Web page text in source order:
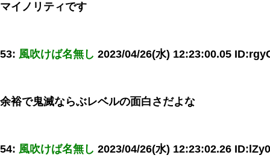
マイノリティです
53: 風吹けば名無し 2023/04/26(水) 12:23:00.05
余裕で鬼滅ならぶレベルの面白さだよな
54: 風吹けば名無し 2023/04/26(水) 12:23:02.26